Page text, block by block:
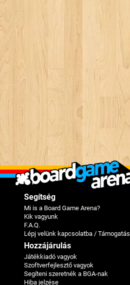
Segítség
Mi is a Board Game Arena?
Kik vagyunk
F.A.Q.
Lépj velünk kapcsolatba / Támogatás
Hozzájárulás
Játékkiadó vagyok
Szoftverfejlesztő vagyok
Segíteni szeretnék a BGA-nak
Hiba jelzése